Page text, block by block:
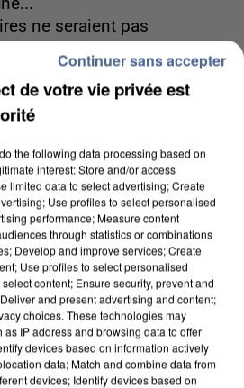
ne seraient pas
de votre vie privée est
do the following data processing based on
interest: Store and/or access
limited data to select advertising; Create
Use profiles to select personalised
performance; Measure content
through statistics or combinations
Develop and improve services; Create
Use profiles to select personalised
content; Ensure security, prevent and
and present advertising and content;
choices. These technologies may
IP address and browsing data to offer
devices based on information actively
data; Match and combine data from
devices; Identify devices based on
Continuer sans accepter